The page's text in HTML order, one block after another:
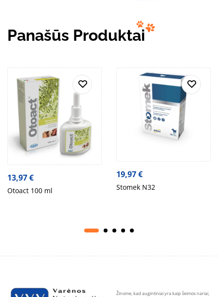
Panašūs Produktai
13,97€
Otoact 100 ml
19,97€
Stomek N32
Žinome, kad augintiniai yra kaip šeimos nariai,